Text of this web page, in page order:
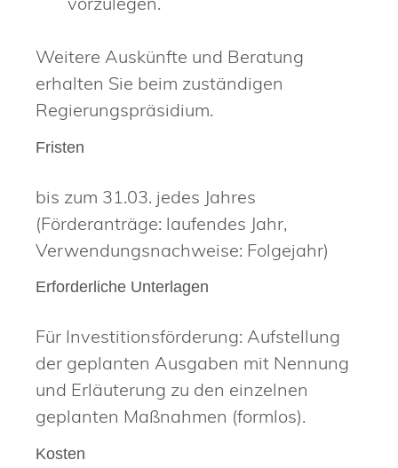
Weitere Auskünfte und Beratung
erhalten Sie beim zuständigen
Regierungspräsidium.
Fristen
bis zum 31.03. jedes Jahres
(Förderanträge: laufendes Jahr,
Verwendungsnachweise: Folgejahr)
Erforderliche Unterlagen
Für Investitionsförderung: Aufstellung
der geplanten Ausgaben mit Nennung
und Erläuterung zu den einzelnen
geplanten Maßnahmen (formlos).
Kosten